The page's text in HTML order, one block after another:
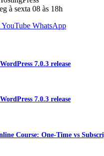
à sexta 08 às 18h
YouTube WhatsApp
7.0.3 release
7.0.3 release
Course: One-Time vs